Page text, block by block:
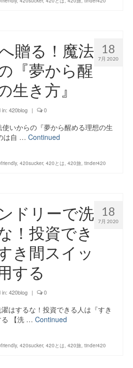
18
7月 2020
贈る！魔法
『夢から醒
生き方』
in: 420blog | 0
いからの『夢から醒める理想の生
は自 … Continued
, 420sucker, 420とは 420旅 tinder420
18
7月 2020
ドリーで洗
！投資でき
き間スイッ
する
in: 420blog | 0
はするな！投資できる人は『すき
る 【洗 … Continued
, 420sucker, 420とは 420旅 tinder420